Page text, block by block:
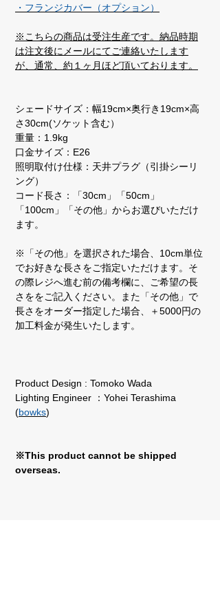
・フランジカバー（オプション）
※こちらの商品は受注生産です。納品時期
は注文後にメールにてご連絡いたします
が、通常、約１ヶ月ほど頂いております。
シェードサイズ：幅19cm×奥行き19cm×高
さ30cm(ソケット含む）
重量：1.9kg
口金サイズ：E26
照明取付け仕様：天井プラグ（引掛シーリ
ング）
コード長さ：「30cm」「50cm」
「100cm」「その他」からお選びいただけ
ます。
※「その他」を選択された場合、10cm単位
でお好きな長さをご指定いただけます。そ
の際レジへ進む前の備考欄に、ご希望の長
さををご記入ください。また「その他」で
長さをオーダー指定した場合、＋5000円の
加工料金が発生いたします。
Product Design : Tomoko Wada
Lighting Engineer ：Yohei Terashima
(bowks)
※This product cannot be shipped
overseas.